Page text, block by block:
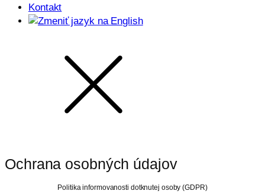
Kontakt
Ochrana osobných údajov
Politika informovanosti dotknutej osoby (GDPR)